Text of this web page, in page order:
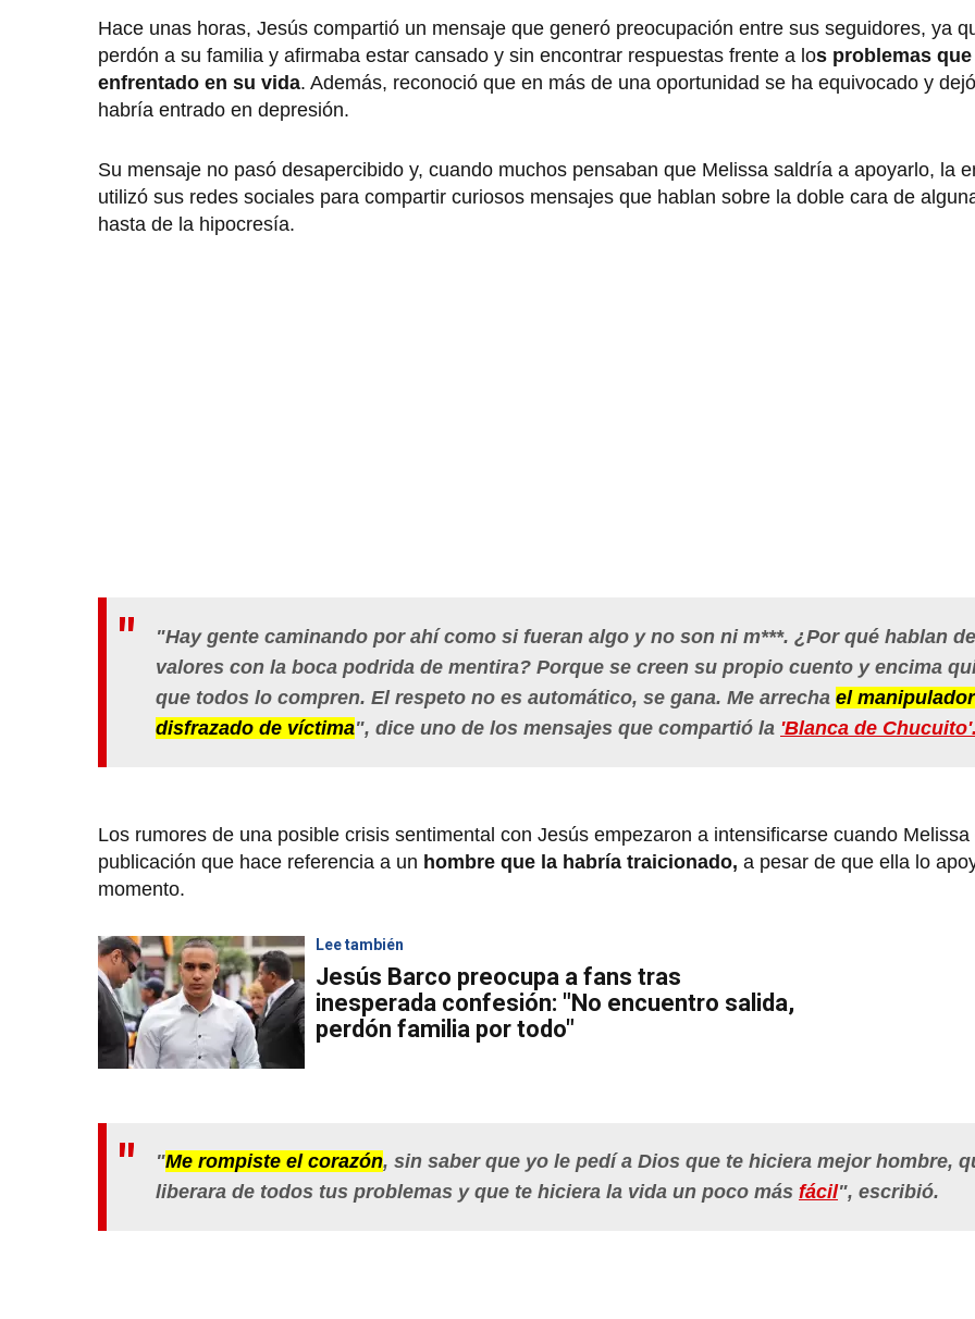
Hace unas horas, Jesús compartió un mensaje que generó preocupación entre sus seguidores, ya
perdón a su familia y afirmaba estar cansado y sin encontrar respuestas frente a los problemas que
enfrentado en su vida. Además, reconoció que en más de una oportunidad se ha equivocado y
habría entrado en depresión.
Su mensaje no pasó desapercibido y, cuando muchos pensaban que Melissa saldría a apoyarlo, la
utilizó sus redes sociales para compartir curiosos mensajes que hablan sobre la doble cara de
hasta de la hipocresía.
"Hay gente caminando por ahí como si fueran algo y no son ni m***. ¿Por qué hablan de
valores con la boca podrida de mentira? Porque se creen su propio cuento y encima
que todos lo compren. El respeto no es automático, se gana. Me arrecha el manipulador
disfrazado de víctima", dice uno de los mensajes que compartió la 'Blanca de Chucuito'.
Los rumores de una posible crisis sentimental con Jesús empezaron a intensificarse cuando
publicación que hace referencia a un hombre que la habría traicionado, a pesar de que ella lo
momento.
Lee también
Jesús Barco preocupa a fans tras
inesperada confesión: "No encuentro salida,
perdón familia por todo"
"Me rompiste el corazón, sin saber que yo le pedí a Dios que te hiciera mejor hombre,
liberara de todos tus problemas y que te hiciera la vida un poco más fácil", escribió.